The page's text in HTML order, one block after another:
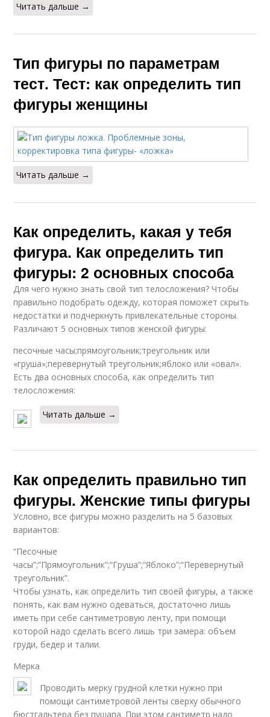
Читать дальше →
Тип фигуры по параметрам
тест. Тест: как определить тип
фигуры женщины
Читать дальше →
Как определить, какая у тебя
фигура. Как определить тип
фигуры: 2 основных способа
Для чего нужно знать свой тип телосложения? Чтобы
правильно подобрать одежду, которая поможет скрыть
недостатки и подчеркнуть привлекательные стороны.
Различают 5 основных типов женской фигуры:
песочные часы;прямоугольник;треугольник или
«груша»;перевернутый треугольник;яблоко или «овал».
Есть два основных способа, как определить тип
телосложения:
Читать дальше →
Как определить правильно тип
фигуры. Женские типы фигуры
Условно, все фигуры можно разделить на 5 базовых
вариантов:
“Песочные
часы”;“Прямоугольник”;“Груша”;“Яблоко”;“Перевернутый
треугольник”.
Чтобы узнать, как определить тип своей фигуры, а также
понять, как вам нужно одеваться, достаточно лишь
иметь при себе сантиметровую ленту, при помощи
которой надо сделать всего лишь три замера: объем
груди, бедер и талии.
Мерка
Проводить мерку грудной клетки нужно при
помощи сантиметровой ленты сверху обычного
бюстгальтера без пушапа. При этом сантиметр надо